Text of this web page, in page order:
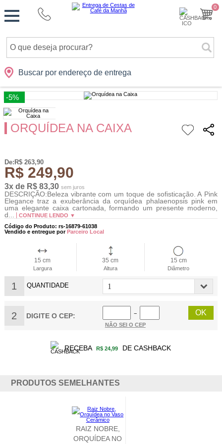
0
Buscar por endereço de entrega
Cidades Presentes Datas Shopping
Monte
sua
Cesta
-5%
ORQUÍDEA NA CAIXA
De:R$ 263,90
R$ 249,90
3x de R$ 83,30 sem juros
DESCRIÇÃO:Beleza vibrante com um toque de sofisticação. A Pink
Elegance traz a exuberância da orquídea phalaenopsis pink em
uma elegante caixa cartonada, formando um presente moderno,
d...
CONTINUE LENDO ▼
Código do Produto: rs-16879-61038
Vendido e entregue porParceiro Local
15 cm
Largura
35 cm
Altura
15 cm
Diâmetro
1 QUANTIDADE
2 DIGITE O CEP:
−
NÃO SEI O CEP
RECEBA R$ 24,99 DE CASHBACK
PRODUTOS SEMELHANTES
RAIZ NOBRE,
ORQUÍDEA NO